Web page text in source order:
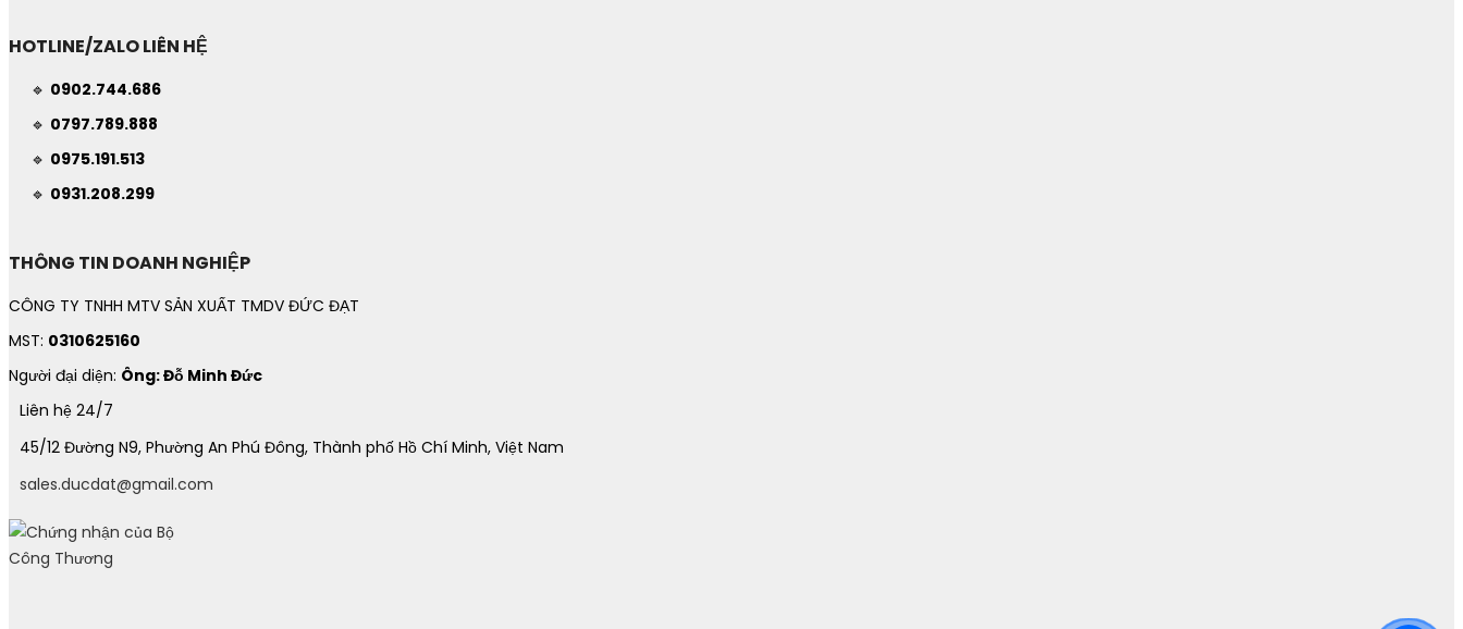
HOTLINE/ZALO LIÊN HỆ
🔹 0902.744.686
🔹 0797.789.888
🔹 0975.191.513
🔹 0931.208.299
THÔNG TIN DOANH NGHIỆP
CÔNG TY TNHH MTV SẢN XUẤT TMDV ĐỨC ĐẠT
MST: 0310625160
Người đại diện: Ông: Đỗ Minh Đức
Liên hệ 24/7
45/12 Đường N9, Phường An Phú Đông, Thành phố Hồ Chí Minh, Việt Nam
sales.ducdat@gmail.com